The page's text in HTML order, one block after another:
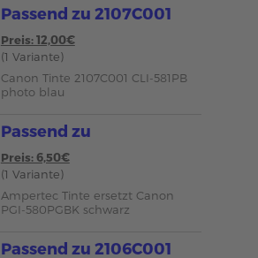
Passend zu 2107C001
Preis: 12,00€
(1 Variante)
Canon Tinte 2107C001 CLI-581PB
photo blau
Passend zu
Preis: 6,50€
(1 Variante)
Ampertec Tinte ersetzt Canon
PGI-580PGBK schwarz
Passend zu 2106C001